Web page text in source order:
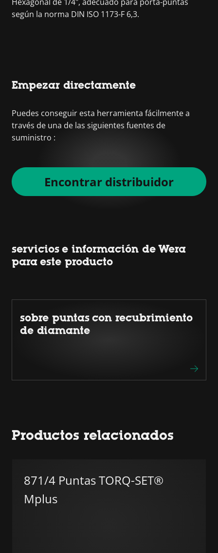
según la norma DIN ISO 1173-F 6,3.
Empezar directamente
Puedes conseguir esta herramienta fácilmente a
través de una de las siguientes fuentes de
suministro :
Encontrar distribuidor
servicios e información de Wera
para este producto
sobre puntas con recubrimiento
de diamante
Productos relacionados
871/4 Puntas TORQ-SET®
Mplus